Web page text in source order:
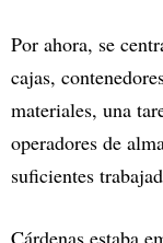
Por ahora, se
cajas,
materiales, una
operadores de
suficientes
Cárdenas estaba